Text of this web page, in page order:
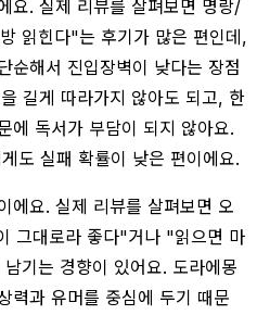
요. 실제 리뷰를 살펴보면 명랑/
읽힌다"는 후기가 많은 편인데,
순해서 진입장벽이 낮다는 장점
길게 따라가지 않아도 되고, 한
에 독서가 부담이 되지 않아요.
도 실패 확률이 낮은 편이에요.
에요. 실제 리뷰를 살펴보면 오
그대로라 좋다"거나 "읽으면 마
기는 경향이 있어요. 도라에몽
력과 유머를 중심에 두기 때문